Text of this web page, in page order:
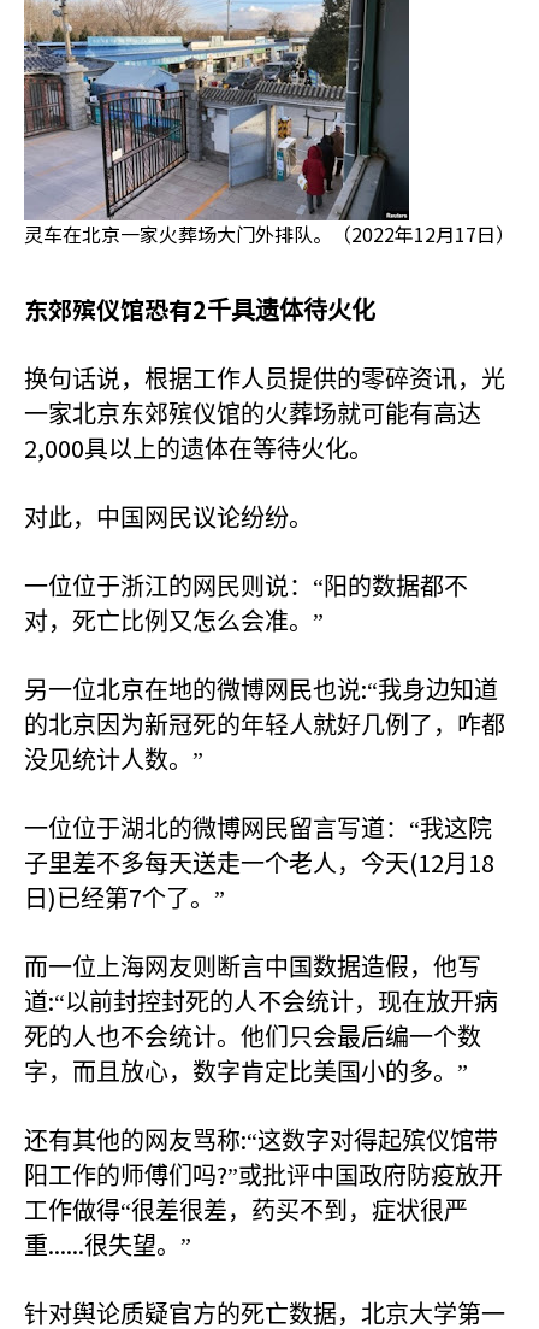
灵车在北京一家火葬场大门外排队。（2022年12月17日）
东郊殡仪馆恐有2千具遗体待火化
换句话说，根据工作人员提供的零碎资讯，光
一家北京东郊殡仪馆的火葬场就可能有高达
2,000具以上的遗体在等待火化。
对此，中国网民议论纷纷。
一位位于浙江的网民则说：“阳的数据都不
对，死亡比例又怎么会准。”
另一位北京在地的微博网民也说:“我身边知道
的北京因为新冠死的年轻人就好几例了，咋都
没见统计人数。”
一位位于湖北的微博网民留言写道：“我这院
子里差不多每天送走一个老人，今天(12月 18
日 ) 已经第7个了。”
而一位上海网友则断言中国数据造假，他写
道:“以前封控封死的人不会统计，现在放开病
死的人也不会统计。他们只会最后编一个数
字，而且放心，数字肯定比美国小的多。”
还有其他的网友骂称:“这数字对得起殡仪馆带
阳工作的师傅们吗?”或批评中国政府防疫放开
工作做得“很差很差，药买不到，症状很严
重......很失望。”
针对舆论质疑官方的死亡数据，北京大学第一